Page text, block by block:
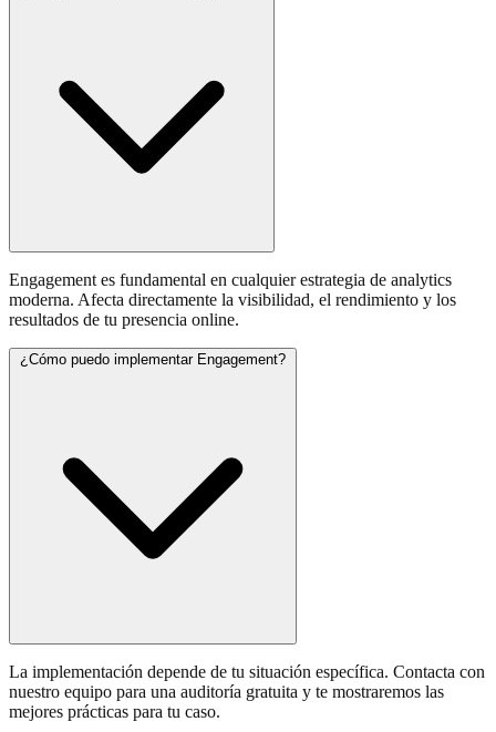
Engagement es fundamental en cualquier estrategia de analytics
moderna. Afecta directamente la visibilidad, el rendimiento y los
resultados de tu presencia online.
¿Cómo puedo implementar Engagement?
La implementación depende de tu situación específica. Contacta con
nuestro equipo para una auditoría gratuita y te mostraremos las
mejores prácticas para tu caso.